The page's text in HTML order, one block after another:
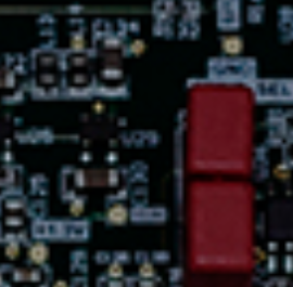
Assistance
Nous
joindre
Nouvelles
Carrières
Trouver
une